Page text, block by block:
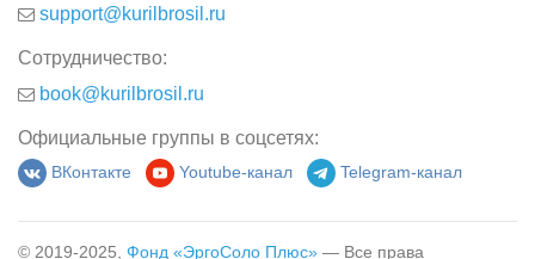
support@kurilbrosil.ru
Сотрудничество:
book@kurilbrosil.ru
Официальные группы в соцсетях:
ВКонтакте Youtube-канал Telegram-канал
© 2019-2025, Фонд «ЭргоСоло Плюс» — Все права